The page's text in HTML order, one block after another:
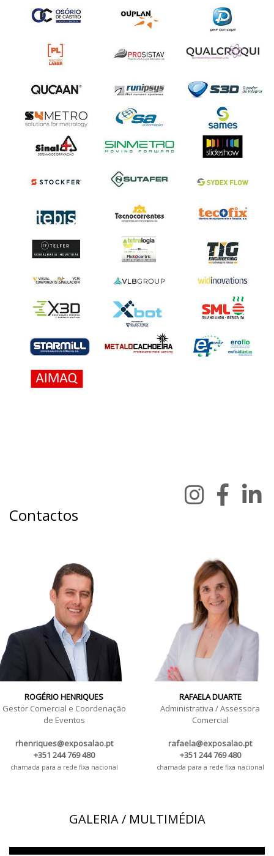
Contactos
ROGÉRIO HENRIQUES
Gestor Comercial e Coordenação
de Eventos
rhenriques@exposalao.pt
+351 244 769 480
chamada para a rede fixa nacional
RAFAELA DUARTE
Administrativa / Assessora
Comercial
rafaela@exposalao.pt
+351 244 769 480
chamada para a rede fixa nacional
GALERIA / MULTIMÉDIA